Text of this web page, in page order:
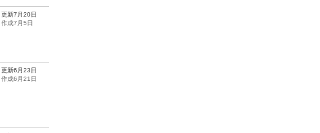
更新7月20日
作成7月5日
更新6月23日
作成6月21日